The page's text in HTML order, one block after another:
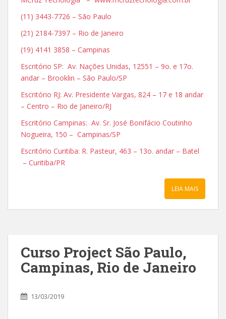
(11) 3443-7726 – São Paulo
(21) 2184-7397 – Rio de Janeiro
(19) 4141 3858 – Campinas
Escritório SP: Av. Nações Unidas, 12551 – 9o. e 17o.
andar – Brooklin – São Paulo/SP
Escritório RJ: Av. Presidente Vargas, 824 – 17 e 18 andar
– Centro – Rio de Janeiro/RJ
Escritório Campinas: Av. Sr. José Bonifácio Coutinho
Nogueira, 150 – Campinas/SP
Escritório Curitiba: R. Pasteur, 463 – 13o. andar – Batel
– Curitiba/PR
LEIA MAIS
Curso Project São Paulo,
Campinas, Rio de Janeiro
13/03/2019